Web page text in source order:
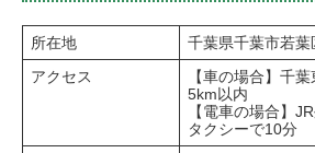
所在地
千葉県千葉市若葉
アクセス
【車の場合】千
5km以内
【電車の場合】
タクシーで10分